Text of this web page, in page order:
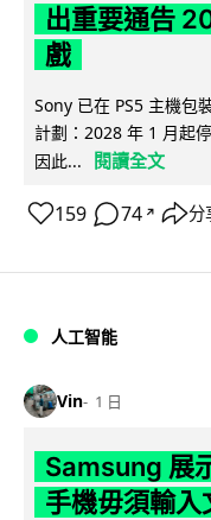
出重要通告
戲
Sony 已在 PS5 主機包
計劃：2028 年 1 月起
因此...
閱讀全文
159 74 ↗ 分
人工智能
Vin 1 日
Samsung 展
手機毋須輸入